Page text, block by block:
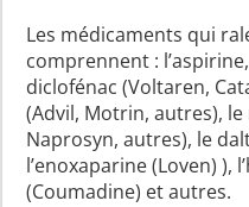
Les médicaments qui
comprennent :
diclofénac (Voltaren,
(Advil, Motrin, autres),
Naprosyn, autres), le
l’enoxaparine (Loven) ),
(Coumadine) et autres.